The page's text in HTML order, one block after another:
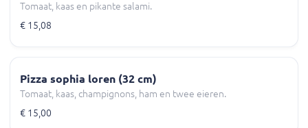
Tomaat, kaas en pikante salami.
€ 15,08
Pizza sophia loren (32 cm)
Tomaat, kaas, champignons, ham en twee eieren.
€ 15,00